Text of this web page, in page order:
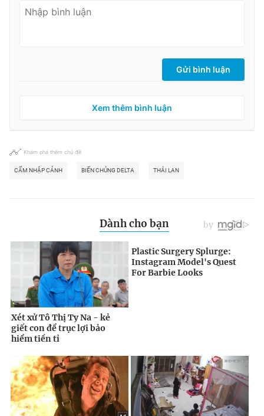
Gửi bình luận
Xem thêm bình luận
Khám phá thêm chủ đề
CẤM NHẬP CẢNH BIẾN CHỦNG DELTA THÁI LAN